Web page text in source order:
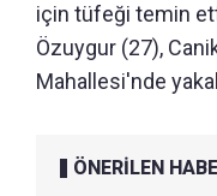
için tüfeği temin
Özuygur (27),
Mahallesi'nde
ÖNERİLEN